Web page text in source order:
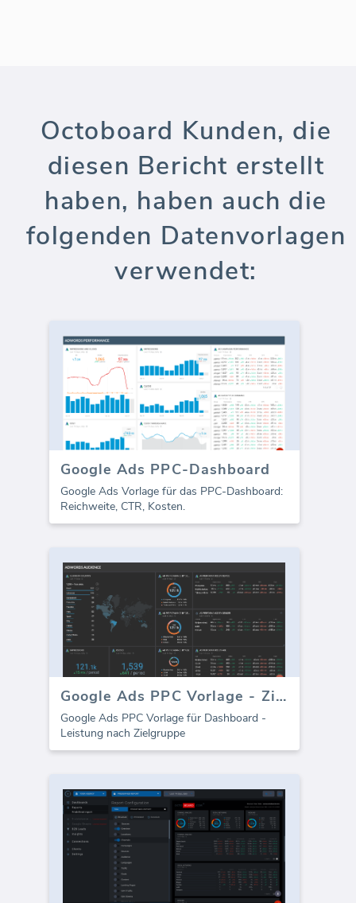
Octoboard Kunden, die
diesen Bericht erstellt
haben, haben auch die
folgenden Datenvorlagen
verwendet:
Google Ads PPC-Dashboard
Google Ads Vorlage für das PPC-Dashboard:
Reichweite, CTR, Kosten.
Google Ads PPC Vorlage - Zielgruppe
Google Ads PPC Vorlage für Dashboard -
Leistung nach Zielgruppe